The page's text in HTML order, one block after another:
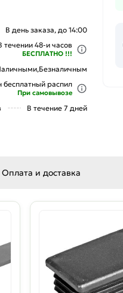
В день заказа, до 14:00
течении 48-и часов
БЕСПЛАТНО !!!
Безналичным
бесплатный распил
При самовывозе
В течение 7 дней
Оплата и доставка